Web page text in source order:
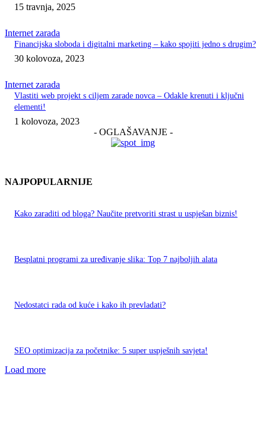
15 travnja, 2025
Internet zarada
Financijska sloboda i digitalni marketing – kako spojiti jedno s drugim?
30 kolovoza, 2023
Internet zarada
Vlastiti web projekt s ciljem zarade novca – Odakle krenuti i ključni
elementi!
1 kolovoza, 2023
- OGLAŠAVANJE -
NAJPOPULARNIJE
Kako zaraditi od bloga? Naučite pretvoriti strast u uspješan biznis!
Besplatni programi za uređivanje slika: Top 7 najboljih alata
Nedostatci rada od kuće i kako ih prevladati?
SEO optimizacija za početnike: 5 super uspješnih savjeta!
Load more